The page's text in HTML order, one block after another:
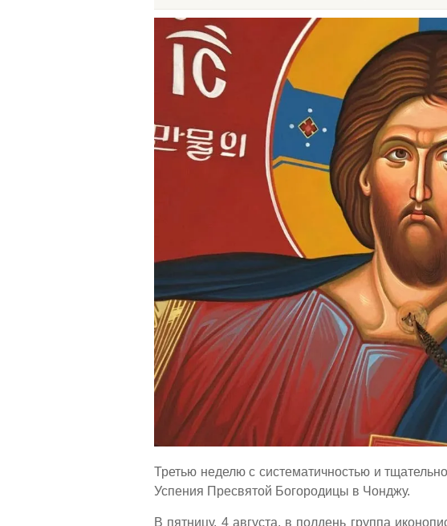
Третью неделю с систематичностью и
Успения Пресвятой Богородицы в Чонджу.
В пятницу, 4 августа, в полдень группа